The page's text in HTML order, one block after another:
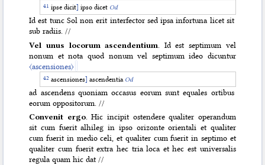
ipse dicit] ipso dicet Od
Id est tunc Sol non erit interfector sed ipsa infortuna licet sit
sub radiis. //
Vel unus locorum ascendentium . Id est septimum vel
nonum et nota quod nonum vel septimum ideo dicuntur
〈ascensiones〉
ascensiones] ascendentia Od
ad ascendens quoniam occasus eorum sunt equales ortibus
eorum oppositorum. //
Convenit ergo. Hic incipit ostendere qualiter operandum
sit cum fuerit alhileg in ipso orizonte orientali et qualiter
cum fuerit in medio celi, et qualiter cum fuerit in septimo et
qualiter cum fuerit extra hec tria loca et hec est universalis
regula quam hic dat //